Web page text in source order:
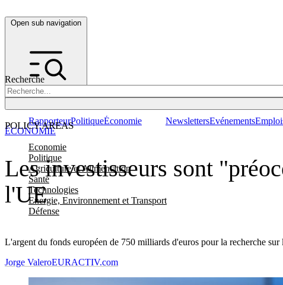
Open sub navigation
Recherche
POLICY AREAS
Economie
Politique
Agriculture et Alimentation
Santé
Technologies
Energie, Environnement et Transport
Défense
RapporteurPolitiqueÉconomie NewslettersEvénements
Les investisseurs sont
l'UE
L'argent du fonds européen de 750 milliards d'euros pour la recherche
ÉCONOMIE
Jorge ValeroEURACTIV.com